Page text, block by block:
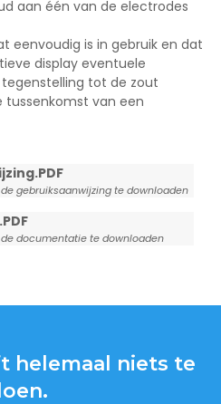
aan één van de electrodes
eenvoudig is in gebruik en dat
display eventuele
tot de zout
van een
gebruiksaanwijzing te downloaden
documentatie te downloaden
helemaal niets te